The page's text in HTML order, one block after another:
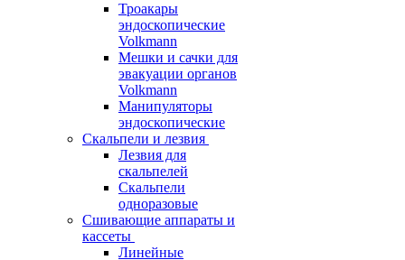
Троакары
эндоскопические
Volkmann
Мешки и сачки для
эвакуации органов
Volkmann
Манипуляторы
эндоскопические
Скальпели и лезвия
Лезвия для
скальпелей
Скальпели
одноразовые
Сшивающие аппараты и
кассеты
Линейные